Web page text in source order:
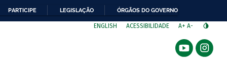
PARTICIPE LEGISLAÇÃO ÓRGÃOS DO GOVERNO
ENGLISH ACESSIBILIDADE A+ A-